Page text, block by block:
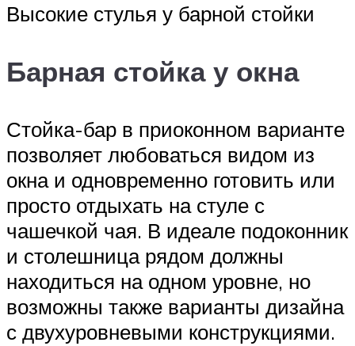
Высокие стулья у барной стойки
Барная стойка у окна
Стойка-бар в приоконном варианте
позволяет любоваться видом из
окна и одновременно готовить или
просто отдыхать на стуле с
чашечкой чая. В идеале подоконник
и столешница рядом должны
находиться на одном уровне, но
возможны также варианты дизайна
с двухуровневыми конструкциями.